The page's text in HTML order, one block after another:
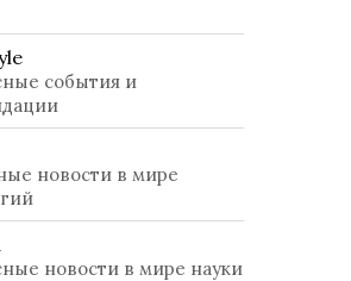
события и
новости в мире
новости в мире науки